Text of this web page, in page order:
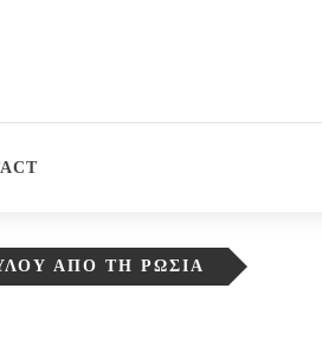
ΑΠΌ ΤΗ ΡΩΣΊΑ